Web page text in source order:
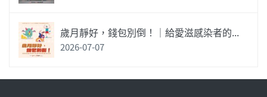
歲月靜好，錢包別倒！｜給愛滋感染者的...
2026-07-07